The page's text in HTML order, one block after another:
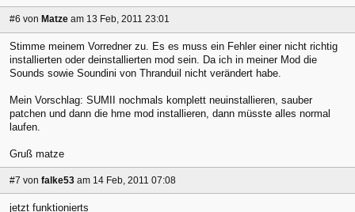
#6 von Matze am 13 Feb, 2011 23:01
Stimme meinem Vorredner zu. Es es muss ein Fehler einer nicht richtig
installierten oder deinstallierten mod sein. Da ich in meiner Mod die
Sounds sowie Soundini von Thranduil nicht verändert habe.
Mein Vorschlag: SUMII nochmals komplett neuinstallieren, sauber
patchen und dann die hme mod installieren, dann müsste alles normal
laufen.
Gruß matze
#7 von falke53 am 14 Feb, 2011 07:08
jetzt funktionierts